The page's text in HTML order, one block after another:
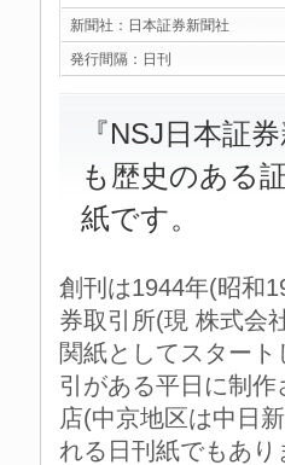
新聞社： 日本証券新聞社
発行間隔： 日刊
『NSJ日本証
も歴史のある
紙です。
創刊は1944年(昭和
券取引所(現 株式会
関紙としてスター
引がある平日に制
店(中京地区は中日
れる日刊紙でもあり